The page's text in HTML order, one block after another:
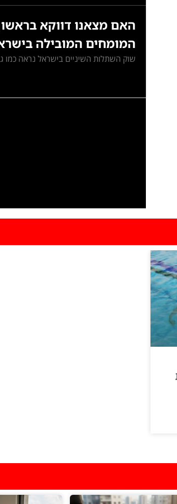
האם מצאנו דווקא
המומחים המובילה
שוק השתלות השיניים בישראל נראה כמו